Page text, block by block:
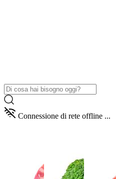
Connessione di rete offline ...